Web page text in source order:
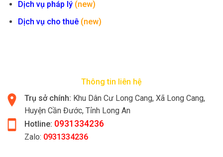
Dịch vụ pháp lý (new)
Dịch vụ cho thuê (new)
Thông tin liên hệ
Trụ sở chính: Khu Dân Cư Long Cang, Xã Long Cang,
Huyện Cần Đước, Tỉnh Long An
Hotline: 0931334236
Zalo: 0931334236